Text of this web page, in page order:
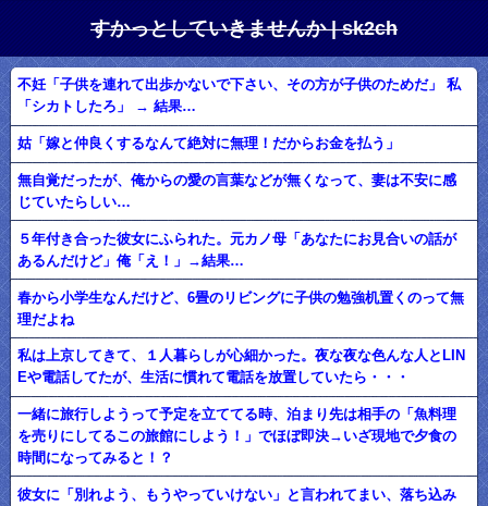
すかっとしていきませんか | sk2ch
不妊「子供を連れて出歩かないで下さい、その方が子供のためだ」 私
「シカトしたろ」 → 結果…
姑「嫁と仲良くするなんて絶対に無理！だからお金を払う」
無自覚だったが、俺からの愛の言葉などが無くなって、妻は不安に感
じていたらしい…
５年付き合った彼女にふられた。元カノ母「あなたにお見合いの話が
あるんだけど」俺「え！」→結果…
春から小学生なんだけど、6畳のリビングに子供の勉強机置くのって無
理だよね
私は上京してきて、１人暮らしが心細かった。夜な夜な色んな人とLIN
Eや電話してたが、生活に慣れて電話を放置していたら・・・
一緒に旅行しようって予定を立ててる時、泊まり先は相手の「魚料理
を売りにしてるこの旅館にしよう！」でほぼ即決→いざ現地で夕食の
時間になってみると！？
彼女に「別れよう、もうやっていけない」と言われてまい、落ち込み